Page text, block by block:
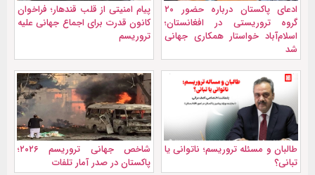
ادعای پاکستان درباره حضور ۲۰
گروه تروریستی در افغانستان؛
اسلام‌آباد خواستار همکاری جهانی
شد
پیام امنیتی از قلب قندهار؛ فراخوان
کانون قدرت برای اجماع جهانی علیه
تروریسم
طالبان و مسئله تروریسم؛ ناتوانی یا
تبانی؟
شاخص جهانی تروریسم ۲۰۲۶؛
پاکستان در صدر آمار تلفات